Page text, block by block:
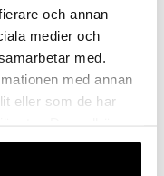
och annan
medier och
med.
med annan
eller som de har
av vår webbplats.
eco